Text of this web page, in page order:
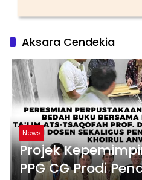
Aksara Cendekia
News
Projek
PPG CG Prodi